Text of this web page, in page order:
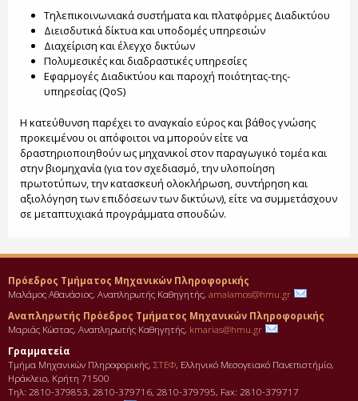
Τηλεπικοινωνιακά συστήματα και πλατφόρμες Διαδικτύου
Διεισδυτικά δίκτυα και υποδομές υπηρεσιών
Διαχείριση και έλεγχο δικτύων
Πολυμεσικές και διαδραστικές υπηρεσίες
Εφαρμογές Διαδικτύου και παροχή ποιότητας-της-
υπηρεσίας (QoS)
Η κατεύθυνση παρέχει το αναγκαίο εύρος και βάθος γνώσης
προκειμένου οι απόφοιτοι να μπορούν είτε να
δραστηριοποιηθούν ως μηχανικοί στον παραγωγικό τομέα και
στην βιομηχανία (για τον σχεδιασμό, την υλοποίηση
πρωτοτύπων, την κατασκευή ολοκλήρωση, συντήρηση και
αξιολόγηση των επιδόσεων των δικτύων), είτε να συμμετάσχουν
σε μεταπτυχιακά προγράμματα σπουδών.
Πρόεδρος Τμήματος Μηχανικών Πληροφορικής
Μαλάμος Αθανάσιος, Αναπληρωτής Καθηγητής, amalamos@hmu.gr
Αναπληρωτής Πρόεδρος Τμήματος Μηχανικών Πληροφορικής
Μαριάς Κώστας, Αναπληρωτής Καθηγητής, kmarias@hmu.gr
Γραμματεία
Τμήμα Μηχανικών Πληροφορικής, ΣΤΕΦ, Ελληνικό Μεσογειακό Πανεπιστήμίο,
Ηράκλειο, Κρήτη 71500
Τηλ: 2810-379853, 2810-379716, 2810-379795, Fax: 2810-379717